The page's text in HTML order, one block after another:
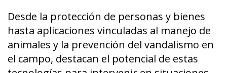
Desde la protección de personas y bienes
hasta aplicaciones vinculadas al manejo de
animales y la prevención del vandalismo en
el campo, destacan el potencial de estas